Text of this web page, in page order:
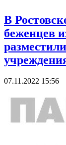
В
беженцев
07.11.2022 15:56